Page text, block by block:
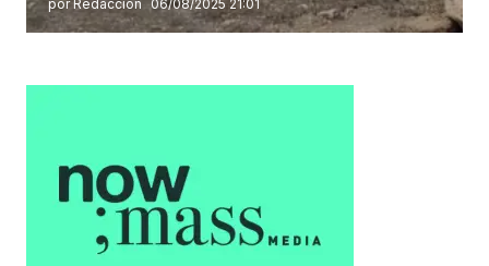
por Redacción 06/08/2025 21:01